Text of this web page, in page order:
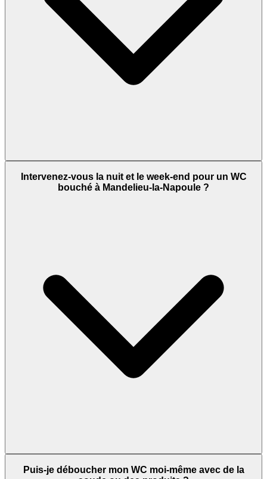
Intervenez-vous la nuit et le week-end pour un WC
bouché à Mandelieu-la-Napoule ?
Puis-je déboucher mon WC moi-même avec de la